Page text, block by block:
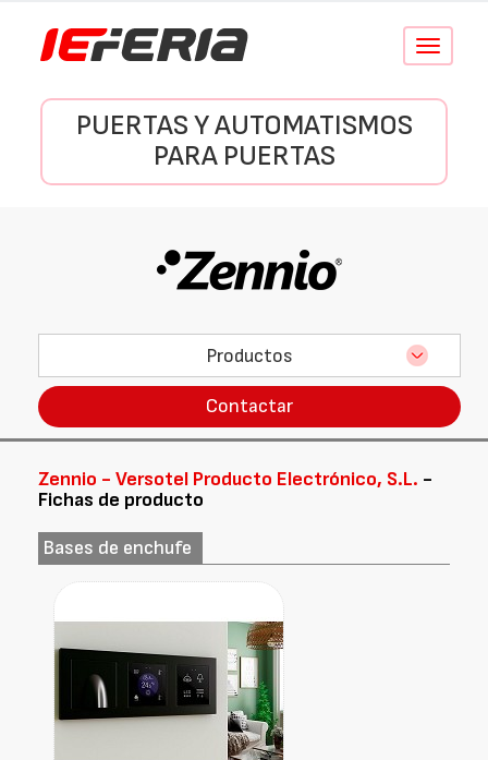
Conmutar
PUERTAS Y AUTOMATISMOS
PARA PUERTAS
Productos
Contactar
Zennio - Versotel Producto Electrónico, S.L. -
Fichas de producto
Bases de enchufe